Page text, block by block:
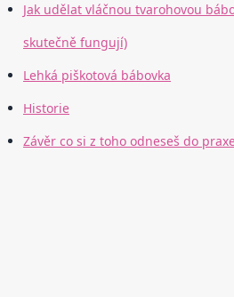
Jak udělat vláčnou tvarohovou
skutečně fungují)
Lehká piškotová bábovka
Historie
Závěr co si z toho odneseš do